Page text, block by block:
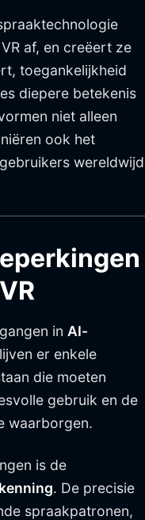
af, en creëert ze
toegankelijkheid
diepere betekenis
niet alleen
ook het
wereldwijd
in AI-
er enkele
die moeten
gebruik en de
waarborgen.
is de
. De precisie
spraakpatronen,